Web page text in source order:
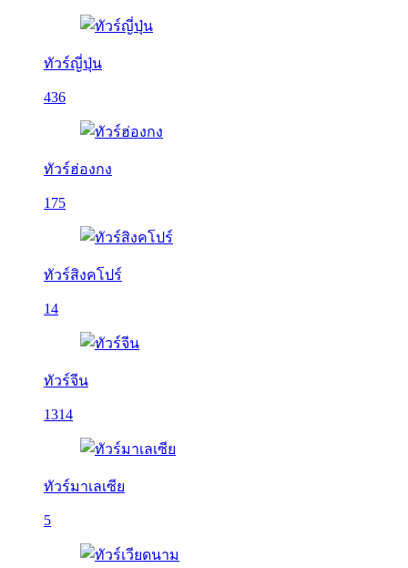
ทัวร์ญี่ปุ่น
436
ทัวร์ฮ่องกง
175
ทัวร์สิงคโปร์
14
ทัวร์จีน
1314
ทัวร์มาเลเซีย
5